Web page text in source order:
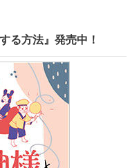
る方法』発売中！